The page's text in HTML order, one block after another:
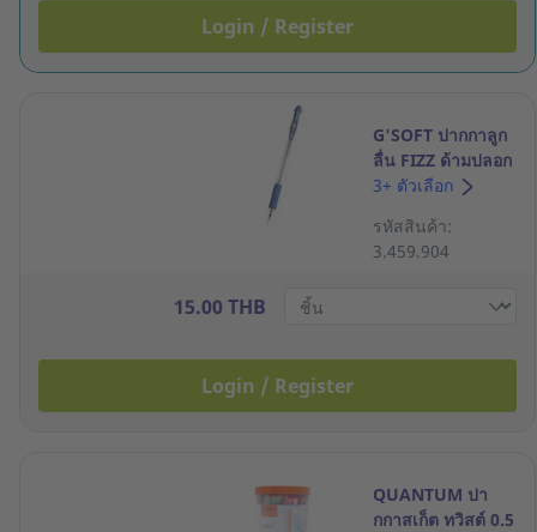
Login / Register
G'SOFT ปากกาลูก
ลื่น FIZZ ด้ามปลอก
0.38มม. น้ำเงิน
3+ ตัวเลือก
รหัสสินค้า:
3.459.904
15.00 THB
Login / Register
QUANTUM ปา
กกาสเก็ต ทวิสต์ 0.5